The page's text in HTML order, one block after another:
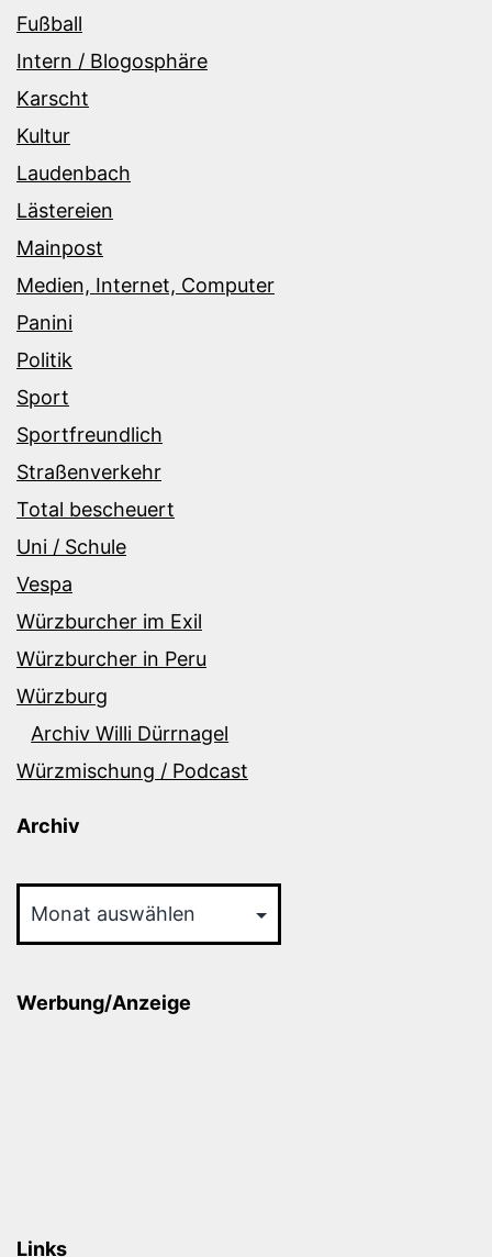
Fußball
Intern / Blogosphäre
Karscht
Kultur
Laudenbach
Lästereien
Mainpost
Medien, Internet, Computer
Panini
Politik
Sport
Sportfreundlich
Straßenverkehr
Total bescheuert
Uni / Schule
Vespa
Würzburcher im Exil
Würzburcher in Peru
Würzburg
Archiv Willi Dürrnagel
Würzmischung / Podcast
Archiv
Werbung/Anzeige
Links